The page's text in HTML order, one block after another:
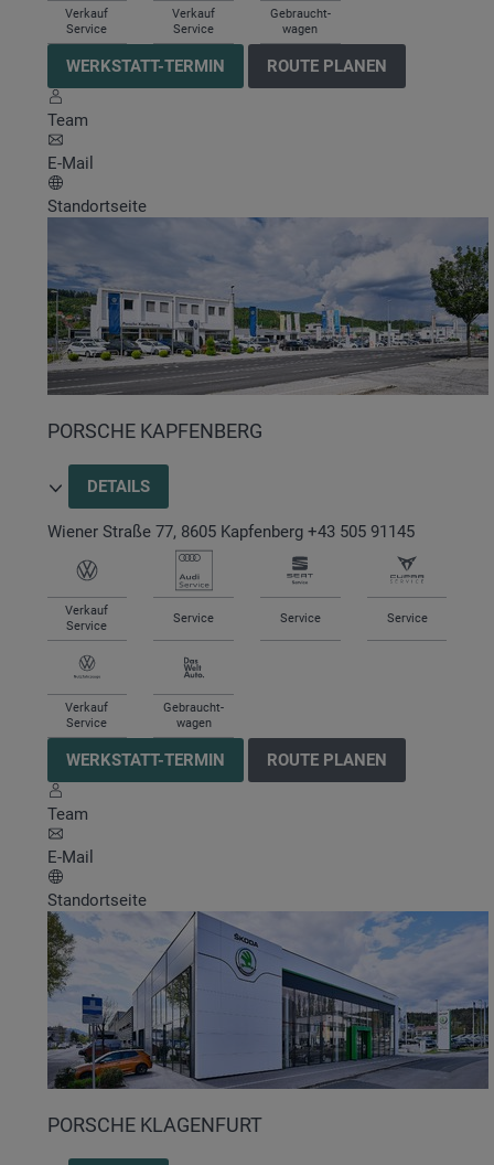
Verkauf
Service
Verkauf
Service
Gebraucht-
wagen
WERKSTATT-TERMIN ROUTE PLANEN
Team
E-Mail
Standortseite
PORSCHE KAPFENBERG
DETAILS
Wiener Straße 77, 8605 Kapfenberg +43 505 91145
Verkauf
Service
Service Service Service
Verkauf
Service
Gebraucht-
wagen
WERKSTATT-TERMIN ROUTE PLANEN
Team
E-Mail
Standortseite
PORSCHE KLAGENFURT